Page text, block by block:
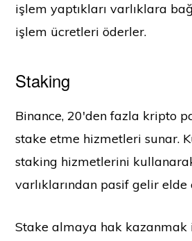
işlem yaptıkları varlıklara
işlem ücretleri öderler.
Staking
Binance, 20'den fazla kripto
stake etme hizmetleri sunar.
staking hizmetlerini
varlıklarından pasif gelir
Stake almaya hak kazanmak